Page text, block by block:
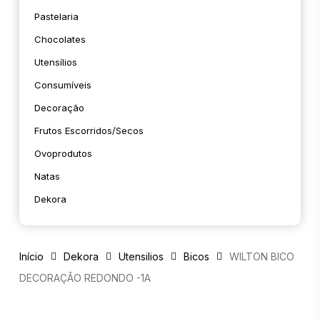
Pastelaria
Chocolates
Utensílios
Consumíveis
Decoração
Frutos Escorridos/secos
Ovoprodutos
Natas
Dekora
Início Dekora Utensilios Bicos
WILTON BICO
DECORAÇÃO REDONDO -1A